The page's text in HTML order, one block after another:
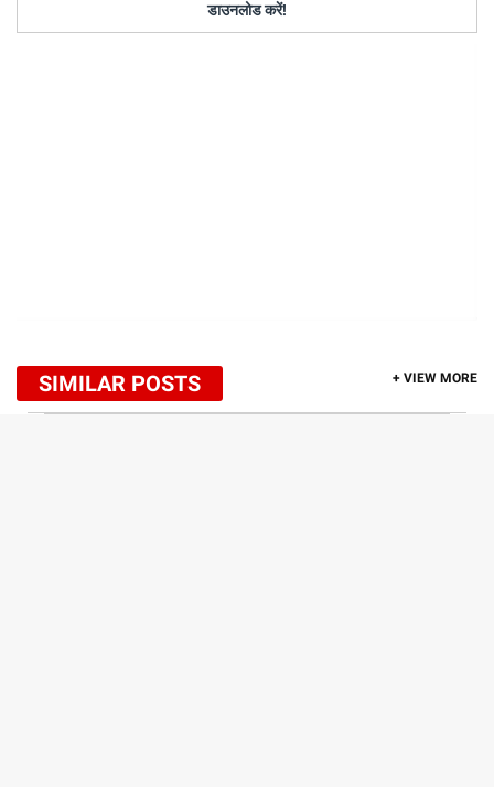
डाउनलोड करें!
SIMILAR POSTS + VIEW MORE